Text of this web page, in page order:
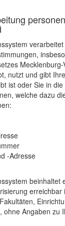
nutzt und gibt
ist oder Sie in
welche dazu
-Adresse
beinhaltet
ohne Angaben zu